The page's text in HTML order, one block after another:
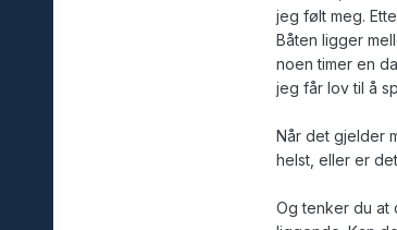
jeg følt meg.
Båten ligger
noen timer en
jeg får lov til å
Når det gjelder
helst, eller er
Og tenker du at